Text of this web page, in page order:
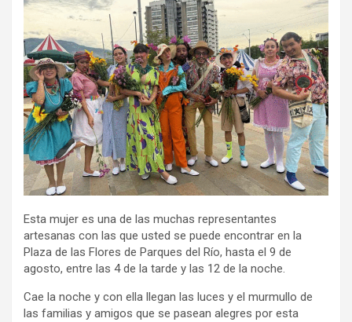
Esta mujer es una de las muchas representantes
artesanas con las que usted se puede encontrar en la
Plaza de las Flores de Parques del Río, hasta el 9 de
agosto, entre las 4 de la tarde y las 12 de la noche.
Cae la noche y con ella llegan las luces y el murmullo de
las familias y amigos que se pasean alegres por esta